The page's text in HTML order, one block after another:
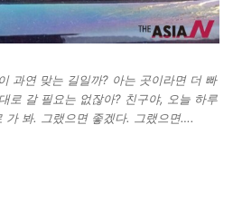
과연 맞는 길일까? 아는 곳이라면 더 빠
로 갈 필요는 없잖아? 친구야, 오늘 하루
가 봐. 그랬으면 좋겠다. 그랬으면….